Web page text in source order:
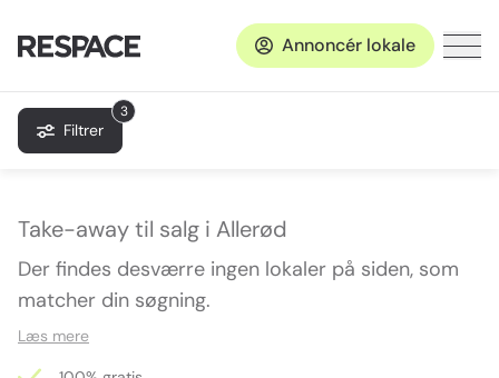
Annoncér lokale
3
Filtrer
Take-away til salg i Allerød
Der findes desværre ingen lokaler på siden, som
matcher din søgning.
Læs mere